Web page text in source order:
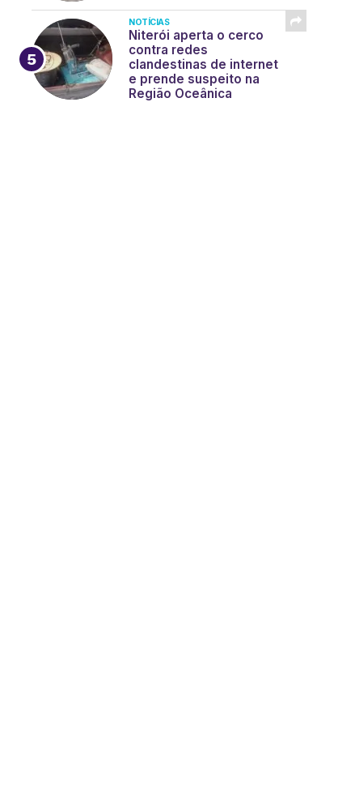
NOTÍCIAS
Niterói aperta o cerco
contra redes
clandestinas de internet
e prende suspeito na
Região Oceânica